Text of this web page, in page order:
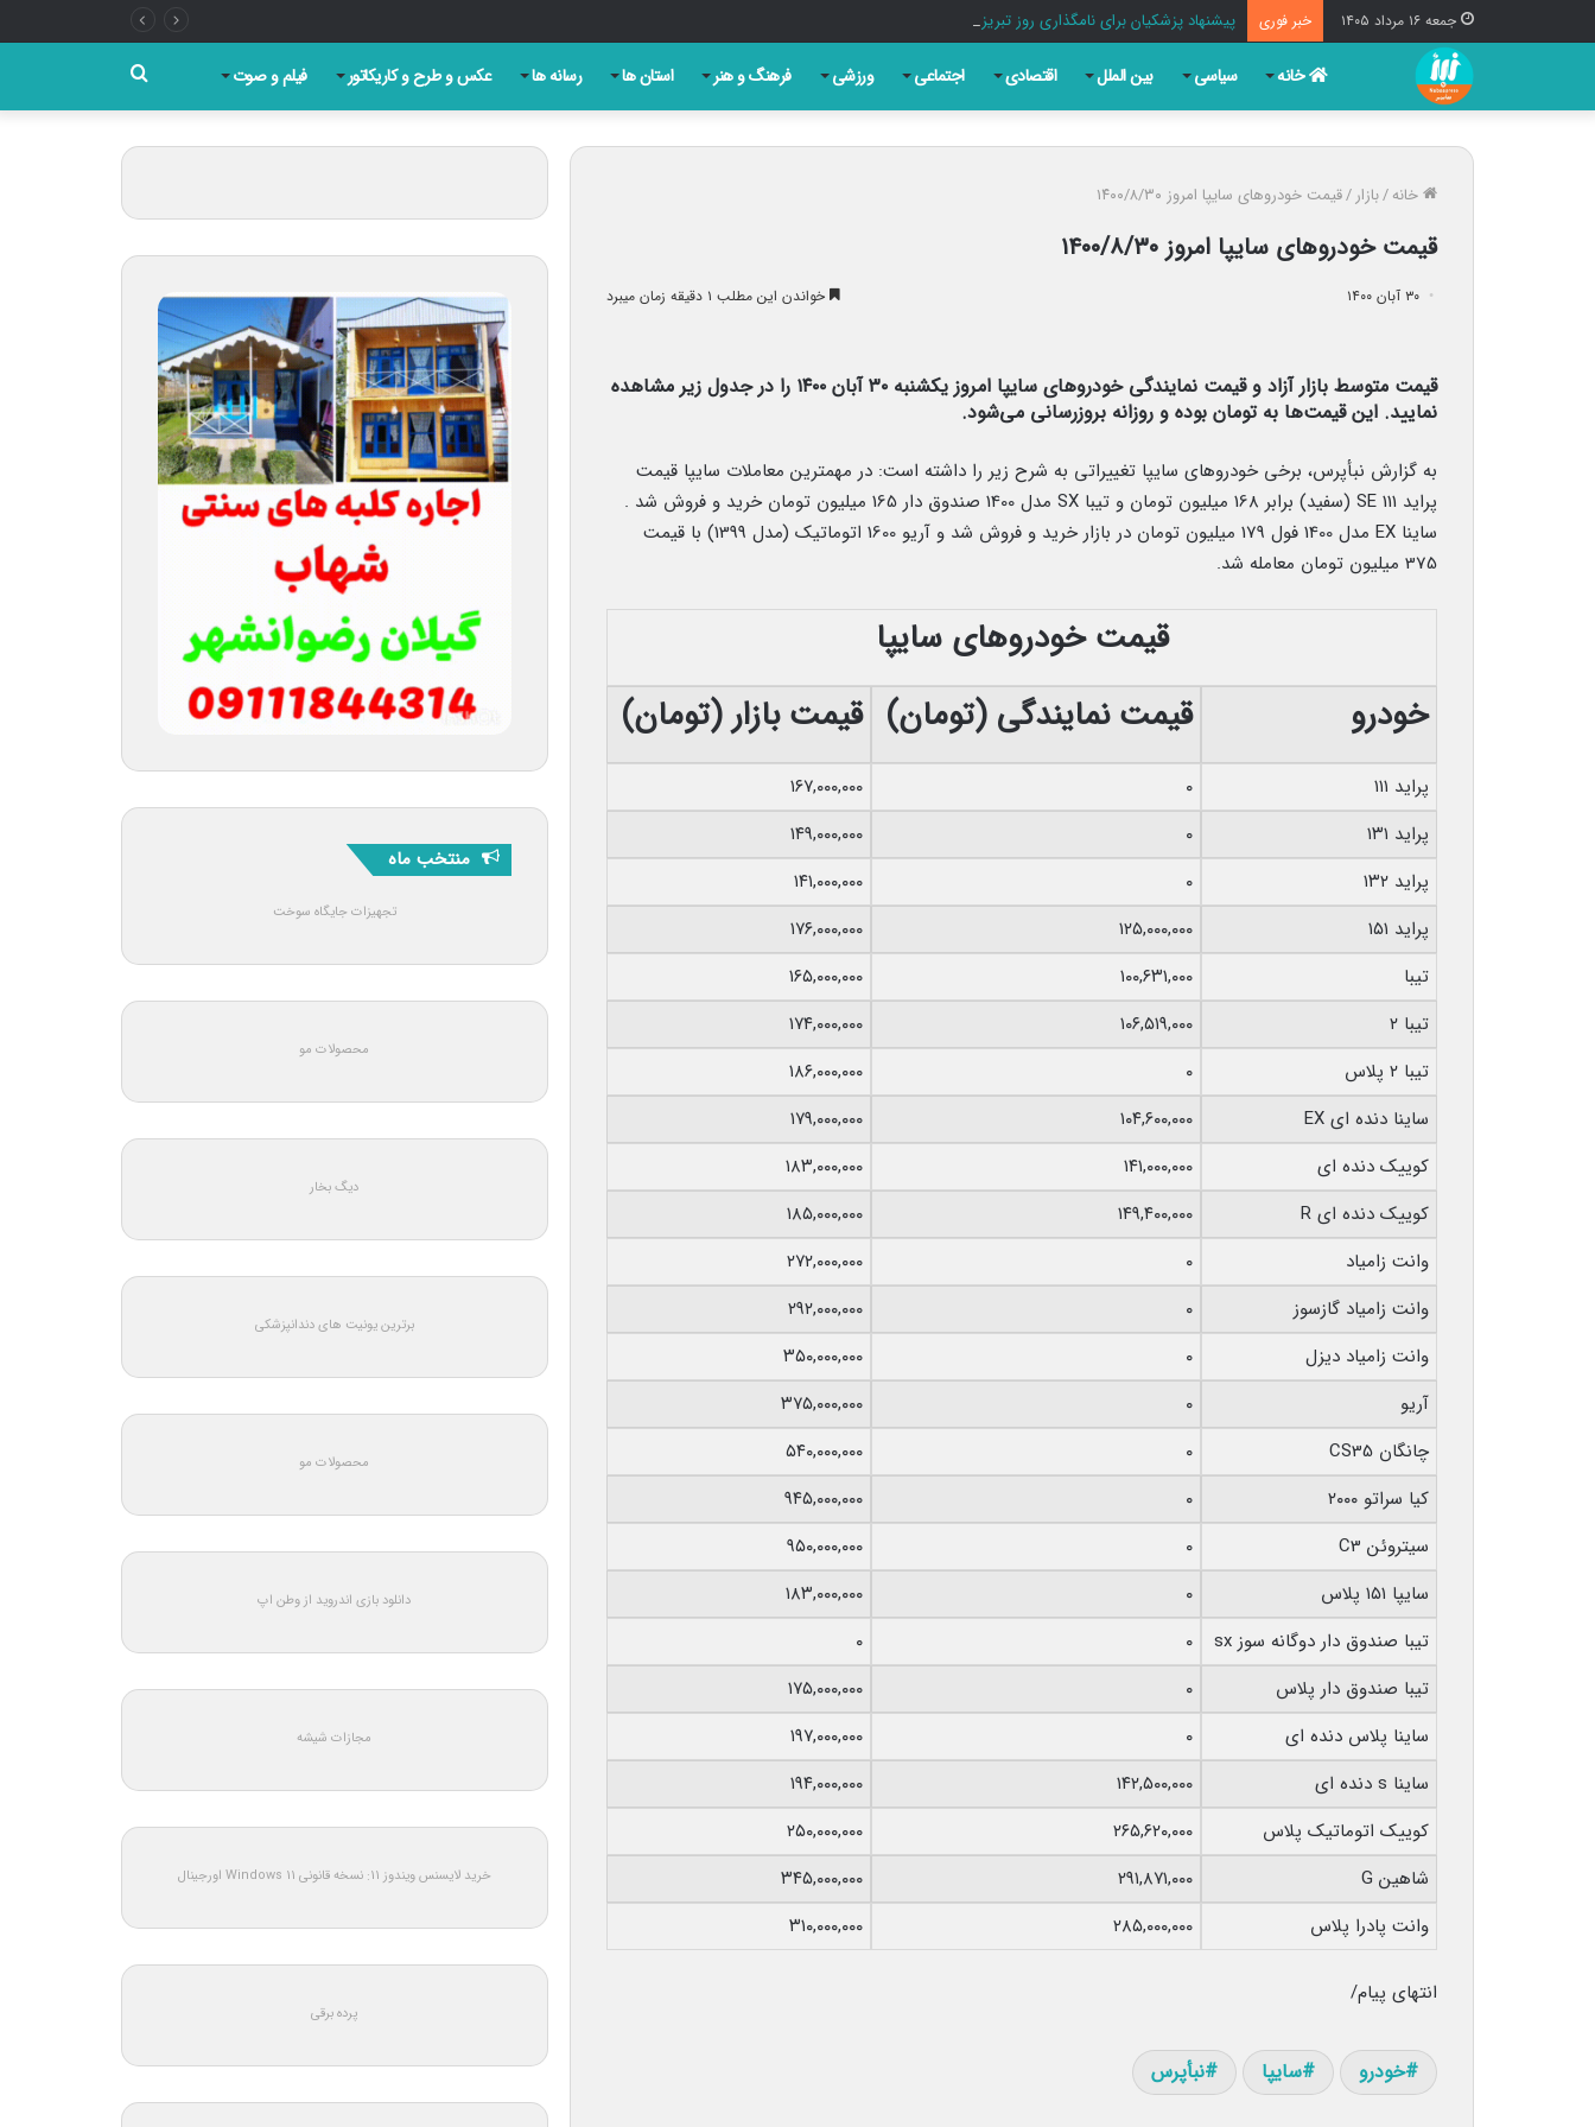
جمعه ۱۶ مرداد ۱۴۰۵ خبر فوری پیشنهاد پزشکیان برای نامگذاری روز تبریز به بهانه سالروز مشروطه
خانه سیاسی بین الملل اقتصادی اجتماعی ورزشی فرهنگ و هنر استان ها رسانه ها عکس و طرح و کاریکاتور فیلم و صوت
برای
خانه/بازار /قیمت خودرو‌های سایپا امروز ۱۴۰۰/۸/۳۰
قیمت خودرو‌های سایپا امروز ۱۴۰۰/۸/۳۰
۳۰ آبان ۱۴۰۰ خواندن این مطلب ۱ دقیقه زمان میبرد
قیمت متوسط بازار آزاد و قیمت نمایندگی خودرو‌های سایپا امروز یکشنبه ۳۰ آبان ۱۴۰۰ را در جدول زیر مشاهده
نمایید. این قیمت‌ها به تومان بوده و روزانه بروزرسانی می‌شود.
به گزارش نبأپرس، برخی خودروهای سایپا تغییراتی به شرح زیر را داشته است: در مهمترین معاملات سایپا قیمت
پراید 111 SE (سفید) برابر 168 میلیون تومان و تیبا SX مدل 1400 صندوق دار 165 میلیون تومان خرید و فروش شد .
ساینا EX مدل 1400 فول 179 میلیون تومان در بازار خرید و فروش شد و آریو 1600 اتوماتیک (مدل 1399) با قیمت
375 میلیون تومان معامله شد.
قیمت خودروهای سایپا
خودرو
قیمت نمایندگی (تومان) قیمت بازار (تومان)
پراید ۱۱۱ ۰
۱۶۷,۰۰۰,۰۰۰
پراید ۱۳۱
۰
۱۴۹,۰۰۰,۰۰۰
پراید ۱۳۲
۰
۱۴۱,۰۰۰,۰۰۰
پراید ۱۵۱
۱۲۵,۰۰۰,۰۰۰
۱۷۶,۰۰۰,۰۰۰
تیبا
۱۰۰,۶۳۱,۰۰۰
۱۶۵,۰۰۰,۰۰۰
تیبا ۲
۱۰۶,۵۱۹,۰۰۰
۱۷۴,۰۰۰,۰۰۰
تیبا ۲ پلاس
۰
۱۸۶,۰۰۰,۰۰۰
ساینا دنده ای EX
۱۰۴,۶۰۰,۰۰۰
۱۷۹,۰۰۰,۰۰۰
کوییک دنده ای
۱۴۱,۰۰۰,۰۰۰
۱۸۳,۰۰۰,۰۰۰
کوییک دنده‌ ای R
۱۴۹,۴۰۰,۰۰۰
۱۸۵,۰۰۰,۰۰۰
وانت زامیاد
۰
۲۷۲,۰۰۰,۰۰۰
وانت زامیاد گازسوز
۰
۲۹۲,۰۰۰,۰۰۰
وانت زامیاد دیزل
۰
۳۵۰,۰۰۰,۰۰۰
آریو
۰
۳۷۵,۰۰۰,۰۰۰
چانگان CS35
۰
۵۴۰,۰۰۰,۰۰۰
کیا سراتو ۲۰۰۰
۰
۹۴۵,۰۰۰,۰۰۰
سیتروئن C3
۰
۹۵۰,۰۰۰,۰۰۰
سایپا ۱۵۱ پلاس
۰
۱۸۳,۰۰۰,۰۰۰
تیبا صندوق دار دوگانه سوز sx
۰
۰
تیبا صندوق دار پلاس
۰
۱۷۵,۰۰۰,۰۰۰
ساینا پلاس دنده ای
۰
۱۹۷,۰۰۰,۰۰۰
ساینا s دنده ای
۱۴۲,۵۰۰,۰۰۰
۱۹۴,۰۰۰,۰۰۰
کوییک اتوماتیک پلاس
۲۶۵,۶۲۰,۰۰۰
۲۵۰,۰۰۰,۰۰۰
شاهین G
۲۹۱,۸۷۱,۰۰۰
۳۴۵,۰۰۰,۰۰۰
وانت پادرا پلاس
۲۸۵,۰۰۰,۰۰۰ ۳۱۰,۰۰۰,۰۰۰
انتهای پیام/
خودرو سایپا نبأپرس
منتخب ماه
تجهیزات جایگاه سوخت
محصولات مو
دیگ بخار
برترین یونیت های دندانپزشکی
محصولات مو
دانلود بازی اندروید از وطن اپ
مجازات شیشه
خرید لایسنس ویندوز 11: نسخه قانونی Windows 11 اورجینال
پرده برقی